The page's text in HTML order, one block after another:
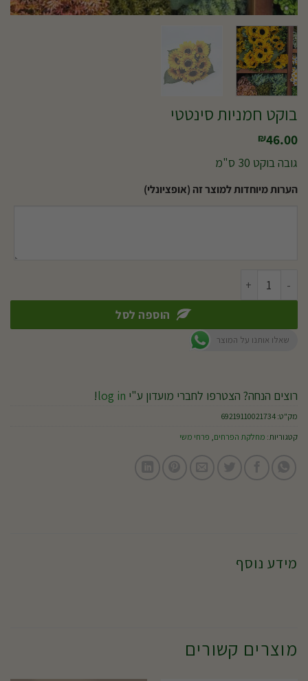
בוקט חמניות סינטטי
₪46.00
גובה בוקט 30 ס"מ
הערות מיוחדות למוצר זה (אופציונלי)
כמות של בוקט חמניות סינטטי
הוספה לסל
שאלו אותנו על המוצר
רוצים הנחה? הצטרפו לחברי מועדון ע"י log in
!
מק"ט:69219110021734
קטגוריות: מחלקת הפרחים, פרחי משי
מידע נוסף
מוצרים קשורים